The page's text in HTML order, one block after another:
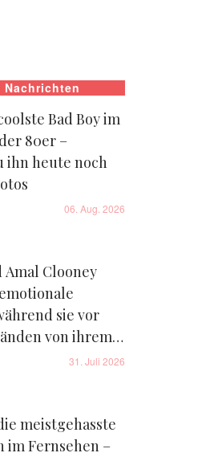
Bad Boy im
80er –
ihn heute noch
06. Aug. 2026
Amal Clooney
sie vor
von ihrem
Frankreich31. Juli 2026
meistgehasste
im Fernsehen –